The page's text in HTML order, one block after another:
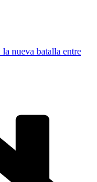
nueva batalla entre
las salidas de